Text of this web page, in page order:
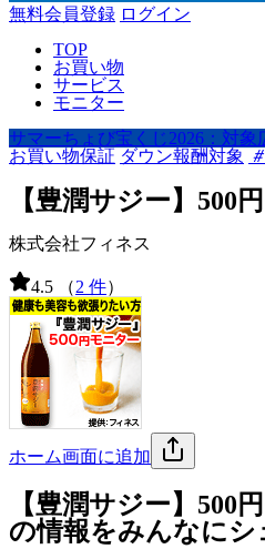
無料会員登録 ログイン
TOP
お買い物
サービス
モニター
サマーちょび宝くじ2026：対象
お買い物保証 ダウン報酬対象
【豊潤サジー】500
株式会社フィネス
4.5 （2 件）
ホーム画面に追加
【豊潤サジー】500
の情報をみんなにシ